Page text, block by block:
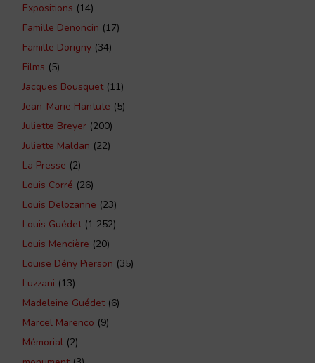
Expositions (14)
Famille Denoncin (17)
Famille Dorigny (34)
Films (5)
Jacques Bousquet(11)
Jean-Marie Hantute (5)
Juliette Breyer (200)
Juliette Maldan (22)
La Presse (2)
Louis Corré (26)
Louis Delozanne (23)
Louis Guédet(1 252)
Louis Mencière (20)
Louise Dény Pierson (35)
Luzzani (13)
Madeleine Guédet(6)
Marcel Marenco (9)
Mémorial (2)